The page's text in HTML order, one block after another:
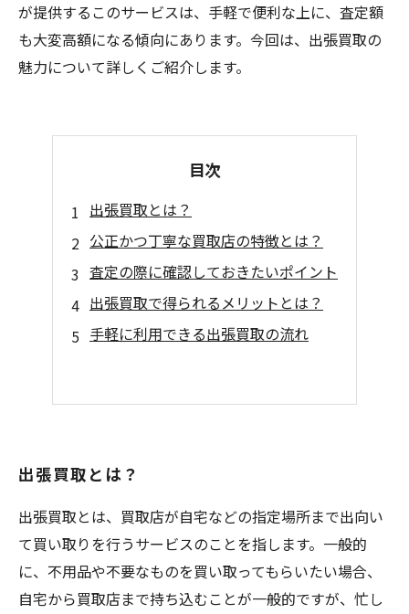
が提供するこのサービスは、手軽で便利な上に、査定額
も大変高額になる傾向にあります。今回は、出張買取の
魅力について詳しくご紹介します。
目次
出張買取とは？
公正かつ丁寧な買取店の特徴とは？
査定の際に確認しておきたいポイント
出張買取で得られるメリットとは？
手軽に利用できる出張買取の流れ
出張買取とは？
出張買取とは、買取店が自宅などの指定場所まで出向い
て買い取りを行うサービスのことを指します。一般的
に、不用品や不要なものを買い取ってもらいたい場合、
自宅から買取店まで持ち込むことが一般的ですが、忙し